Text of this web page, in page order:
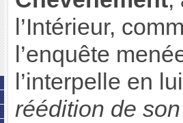
l’Intérieur,
l’enquête
l’interpelle en
réédition de